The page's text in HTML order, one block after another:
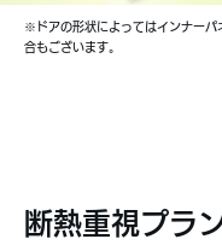
※ドアの形状によってはインナーパ
合もございます。
断熱重視プラ